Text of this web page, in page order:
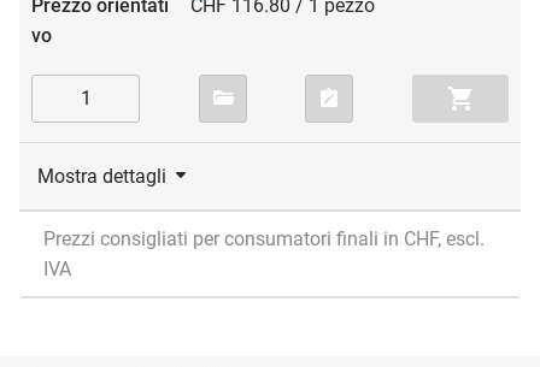
CHF 116.80 / 1 pezzo
Mostra dettagli
Prezzi consigliati per consumatori finali in CHF, escl.
IVA